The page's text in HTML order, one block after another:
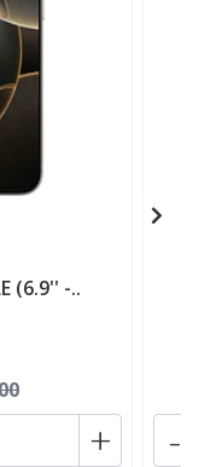
(6.9'' -..
+ -